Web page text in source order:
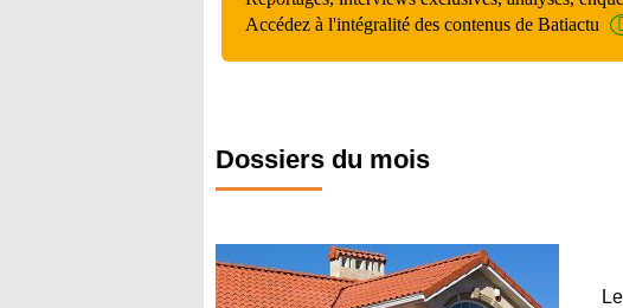
Accédez à l'intégralité des contenus de Batiactu
Dossiers du mois